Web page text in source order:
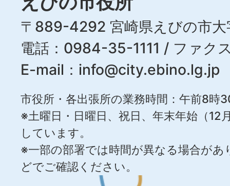
〒889-4292 宮崎県えびの市大
電話：0984-35-1111 / ファ
E-mail： info@city.ebino.lg.jp
市役所・各出張所の業務時間：午前8時
※土曜日・日曜日、祝日、年末年始（12
しています。
※一部の部署では時間が異なる場合が
どでご確認ください。